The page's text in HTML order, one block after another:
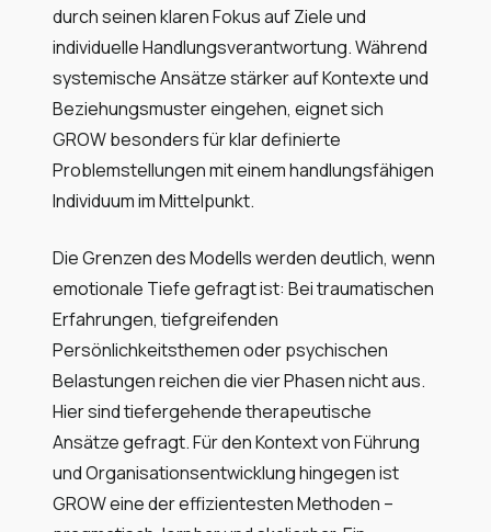
durch seinen klaren Fokus auf Ziele und
individuelle Handlungsverantwortung. Während
systemische Ansätze stärker auf Kontexte und
Beziehungsmuster eingehen, eignet sich
GROW besonders für klar definierte
Problemstellungen mit einem handlungsfähigen
Individuum im Mittelpunkt.
Die Grenzen des Modells werden deutlich, wenn
emotionale Tiefe gefragt ist: Bei traumatischen
Erfahrungen, tiefgreifenden
Persönlichkeitsthemen oder psychischen
Belastungen reichen die vier Phasen nicht aus.
Hier sind tiefergehende therapeutische
Ansätze gefragt. Für den Kontext von Führung
und Organisationsentwicklung hingegen ist
GROW eine der effizientesten Methoden –